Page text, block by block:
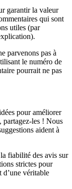
garantir la valeur
qui sont
utiles (par
parvenons pas à
le numéro de
pourrait ne pas
pour améliorer
partagez-les ! Nous
aident à
fiabilité des avis sur
strictes pour
d’une véritable